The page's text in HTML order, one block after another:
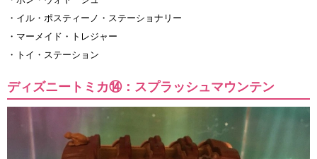
・イル・ポスティーノ・ステーショナリー
・マーメイド・トレジャー
・トイ・ステーション
ディズニートミカ⑭：スプラッシュマウンテン